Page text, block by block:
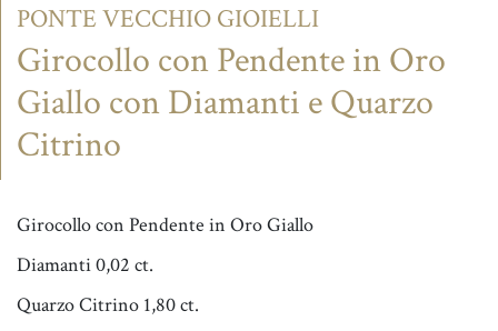
PONTE VECCHIO GIOIELLI
Girocollo con Pendente in Oro
Giallo con Diamanti e Quarzo
Citrino
Girocollo con Pendente in Oro Giallo
Diamanti 0,02 ct.
Quarzo Citrino 1,80 ct.